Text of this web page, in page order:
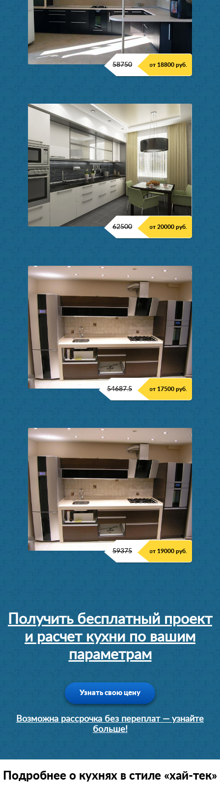
58750 от 18800 руб.
62500 от 20000 руб.
54687.5 от 17500 руб.
59375 от 19000 руб.
Получить бесплатный проект
и расчет кухни по вашим
параметрам
Узнать свою цену
Возможна рассрочка без переплат — узнайте
больше!
Подробнее о кухнях в стиле «хай-тек»